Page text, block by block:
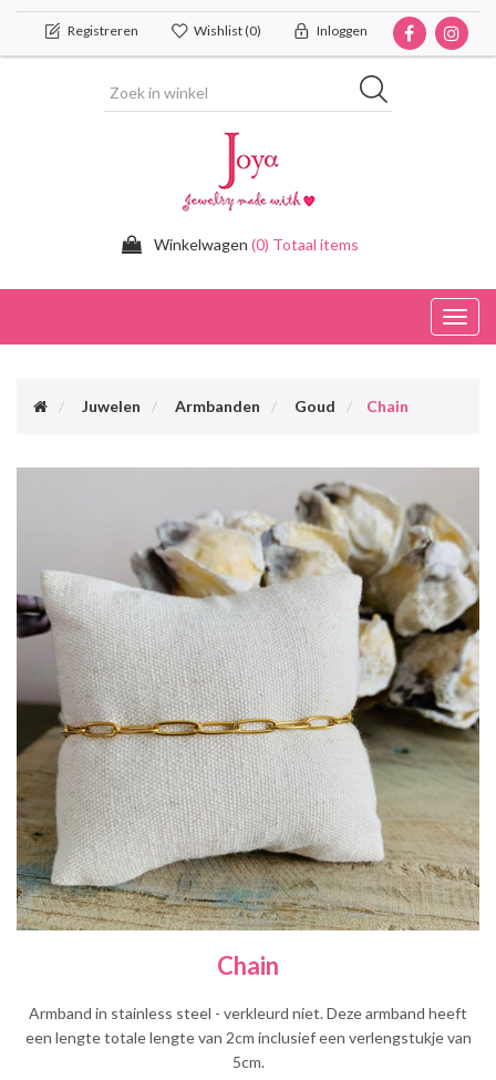
Registreren Wishlist(0) Inloggen
Winkelwagen (0) Totaal items
Juwelen Armbanden Goud Chain
Chain
Armband in stainless steel - verkleurd niet. Deze armband heeft
een lengte totale lengte van 2cm inclusief een verlengstukje van
5cm.